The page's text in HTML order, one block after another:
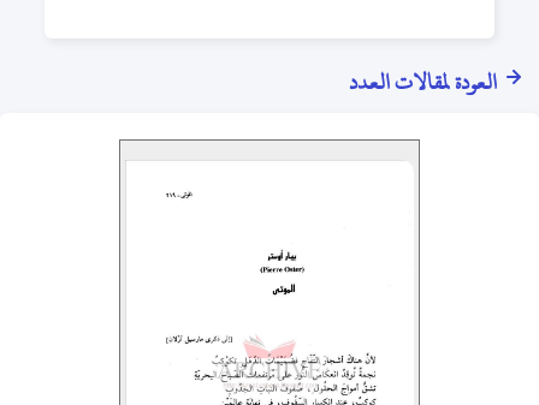
العودة لمقالات العدد